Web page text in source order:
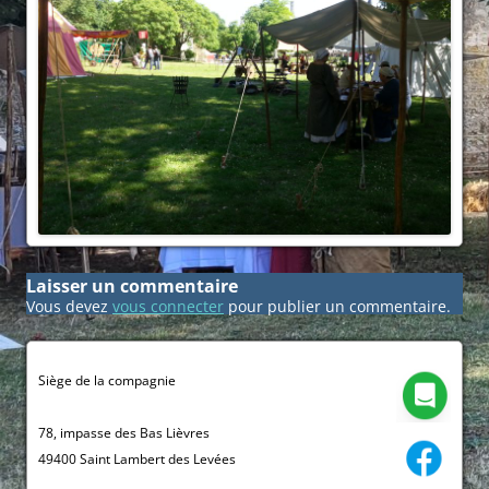
Laisser un commentaire
Vous devez vous connecter pour publier un commentaire.
Siège de la compagnie
78, impasse des Bas Lièvres
49400 Saint Lambert des Levées